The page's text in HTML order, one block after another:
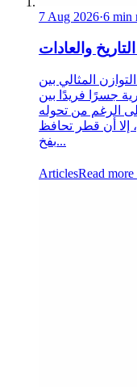
7 Aug 2026·6 min
والعادات
المثالي بين
جسرًا فريدًا بين
الرغم من تحوله
إلا أن قطر تحافظ
بفخ...
ArticlesRead more